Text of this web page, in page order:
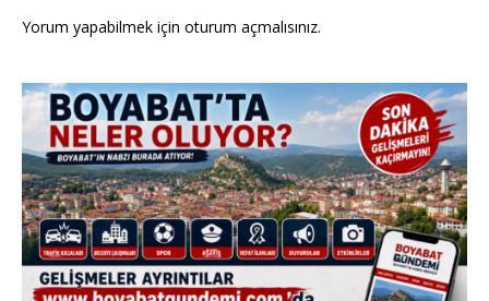
Yorum yapabilmek için oturum açmalısınız.